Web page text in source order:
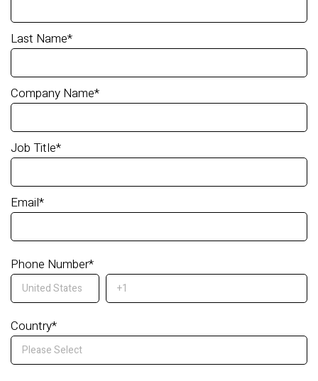
Last Name*
Company Name*
Job Title*
Email*
Phone Number*
Country*